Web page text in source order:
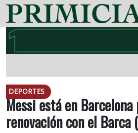
DEPORTES
Messi está en
renovación con el Barca